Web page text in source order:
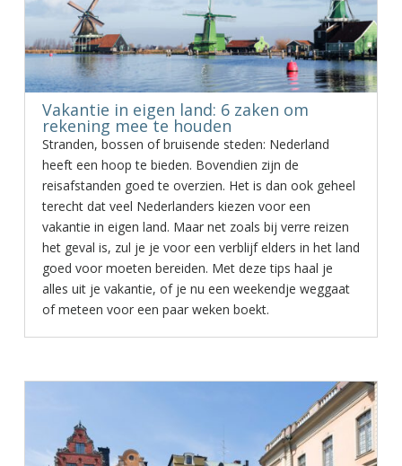
Vakantie in eigen land: 6 zaken om
rekening mee te houden
Stranden, bossen of bruisende steden: Nederland
heeft een hoop te bieden. Bovendien zijn de
reisafstanden goed te overzien. Het is dan ook geheel
terecht dat veel Nederlanders kiezen voor een
vakantie in eigen land. Maar net zoals bij verre reizen
het geval is, zul je je voor een verblijf elders in het land
goed voor moeten bereiden. Met deze tips haal je
alles uit je vakantie, of je nu een weekendje weggaat
of meteen voor een paar weken boekt.